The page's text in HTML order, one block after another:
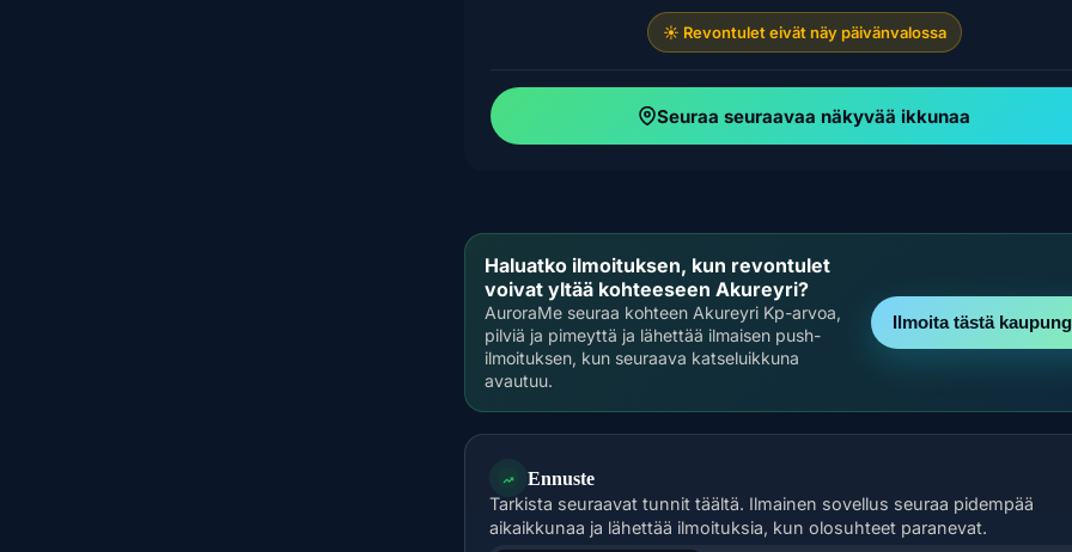
☀️ Revontulet eivät näy päivänvalossa
Seuraa seuraavaa näkyvää ikkunaa
Haluatko ilmoituksen, kun revontulet
voivat yltää kohteeseen Akureyri?
AuroraMe seuraa kohteen Akureyri Kp-arvoa,
pilviä ja pimeyttä ja lähettää ilmaisen push-
ilmoituksen, kun seuraava katseluikkuna
avautuu.
Ilmoita tästä
Ennuste
Tarkista seuraavat tunnit täältä. Ilmainen sovellus seuraa pidempää
aikaikkunaa ja lähettää ilmoituksia, kun olosuhteet paranevat.